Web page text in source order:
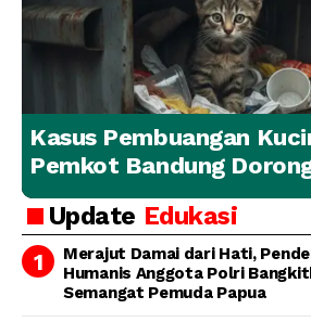
Kasus Pembuangan
Pemkot Bandung
Penanganan Hewan
Bertanggung Jawab
Update Edukasi
Merajut Damai dari Hati,
Humanis Anggota Polri
Semangat Pemuda Papua